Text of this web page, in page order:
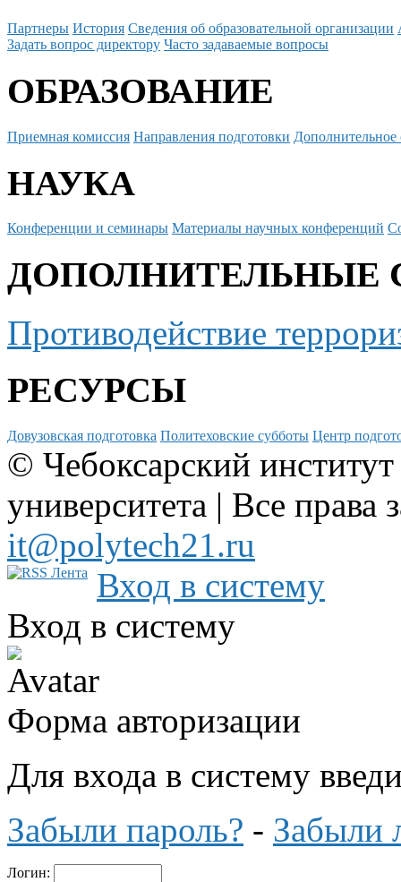
Партнеры История Сведения об образовательной организации
Задать вопрос директору Часто задаваемые вопросы
ОБРАЗОВАНИЕ
Приемная комиссия Направления подготовки Дополнительное
НАУКА
Конференции и семинары Материалы научных конференций
ДОПОЛНИТЕЛЬНЫЕ
Противодействие
РЕСУРСЫ
Довузовская подготовка Политеховские субботы Центр
© Чебоксарский
университета | Все
it@polytech21.ru
Вход в систему
Вход в систему
Форма авторизации
Для входа в систему
Забыли пароль? - Забыли
Логин: